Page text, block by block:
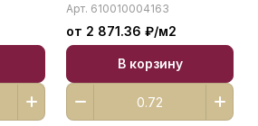
Арт. 610010004163
от 2 871.36 ₽/м2
В корзину